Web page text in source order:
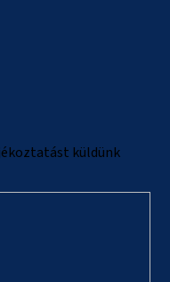
küldünk